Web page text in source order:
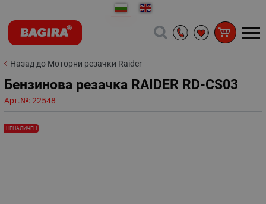
Назад до Моторни резачки Raider
Бензинова резачка RAIDER RD-CS03
Арт.№:22548
НЕНАЛИЧЕН